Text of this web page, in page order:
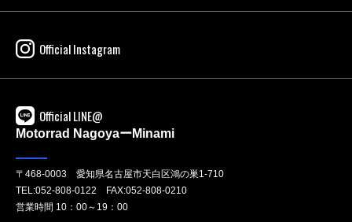
Official Instagram
Official LINE@
Motorrad NagoyaーMinami
〒468-0003 愛知県名古屋市天白区鴻の巣1-710
TEL:052-808-0122 FAX:052-808-0210
営業時間 10：00～19：00